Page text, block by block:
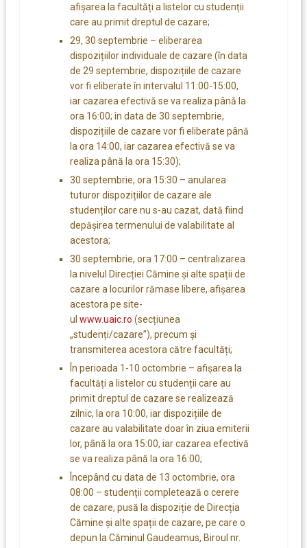
afișarea la facultăți a listelor cu studenții
care au primit dreptul de cazare;
29, 30 septembrie – eliberarea
dispozițiilor individuale de cazare (în data
de 29 septembrie, dispozițiile de cazare
vor fi eliberate în intervalul 11:00-15:00,
iar cazarea efectivă se va realiza până la
ora 16:00; în data de 30 septembrie,
dispozițiile de cazare vor fi eliberate până
la ora 14:00, iar cazarea efectivă se va
realiza până la ora 15:30);
30 septembrie, ora 15:30 – anularea
tuturor dispozițiilor de cazare ale
studenților care nu s-au cazat, dată fiind
depășirea termenului de valabilitate al
acestora;
30 septembrie, ora 17:00 – centralizarea
la nivelul Direcției Cămine și alte spații de
cazare a locurilor rămase libere, afișarea
acestora pe site-
ul www.uaic.ro (secțiunea
„studenți/cazare”), precum și
transmiterea acestora către facultăți;
În perioada 1-10 octombrie – afișarea la
facultăți a listelor cu studenții care au
primit dreptul de cazare se realizează
zilnic, la ora 10:00, iar dispozițiile de
cazare au valabilitate doar în ziua emiterii
lor, până la ora 15:00, iar cazarea efectivă
se va realiza până la ora 16:00;
Începând cu data de 13 octombrie, ora
08:00 – studenții completează o cerere
de cazare, pusă la dispoziție de Direcția
Cămine și alte spații de cazare, pe care o
depun la Căminul Gaudeamus, Biroul nr.